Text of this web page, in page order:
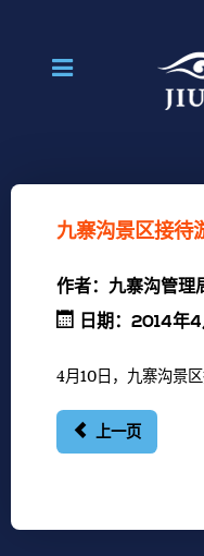
九寨沟景区接
作者： 九寨沟管理
日期：2014年4
4月10日，九寨沟景
上一页